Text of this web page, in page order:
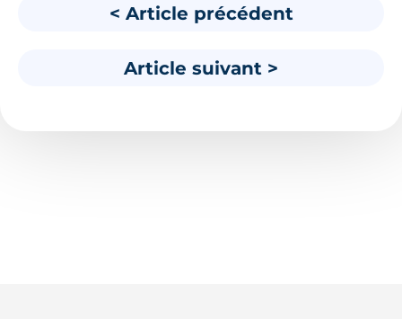
< Article précédent
Article suivant >